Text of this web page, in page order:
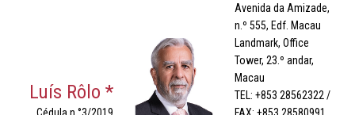
Luís Rôlo *
Cédula n.°3/2019
Avenida da Amizade,
n.º 555, Edf. Macau
Landmark, Office
Tower, 23.º andar,
Macau
TEL: +853 28562322 /
FAX: +853 28580991